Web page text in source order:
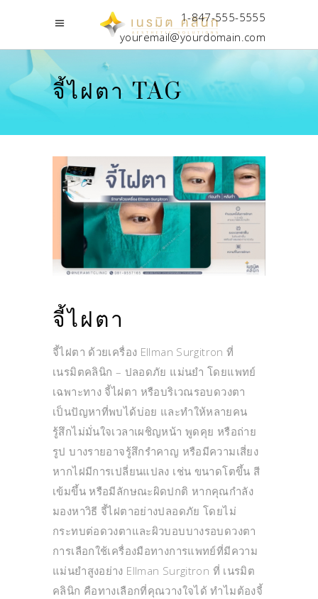
1-847-555-5555
youremail@yourdomain.com
จี้ไฝตา TAG
จี้ไฝตา
จี้ไฝตา ด้วยเครื่อง Ellman Surgitron ที่
เนรมิตคลินิก – ปลอดภัย แม่นยำ โดยแพทย์
เฉพาะทาง จี้ไฝตา หรือบริเวณรอบดวงตา
เป็นปัญหาที่พบได้บ่อย และทำให้หลายคน
รู้สึกไม่มั่นใจเวลาเผชิญหน้า พูดคุย หรือถ่าย
รูป บางรายอาจรู้สึกรำคาญ หรือมีความเสี่ยง
หากไฝมีการเปลี่ยนแปลง เช่น ขนาดโตขึ้น สี
เข้มขึ้น หรือมีลักษณะผิดปกติ หากคุณกำลัง
มองหาวิธี จี้ไฝตาอย่างปลอดภัย โดยไม่
กระทบต่อดวงตาและผิวบอบบางรอบดวงตา
การเลือกใช้เครื่องมือทางการแพทย์ที่มีความ
แม่นยำสูงอย่าง Ellman Surgitron ที่ เนรมิต
คลินิก คือทางเลือกที่คุณวางใจได้ ทำไมต้องจี้